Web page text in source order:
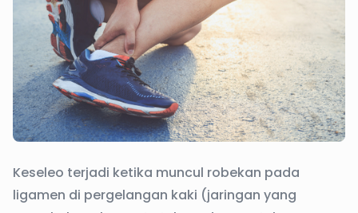
Keseleo terjadi ketika muncul robekan pada
ligamen di pergelangan kaki (jaringan yang